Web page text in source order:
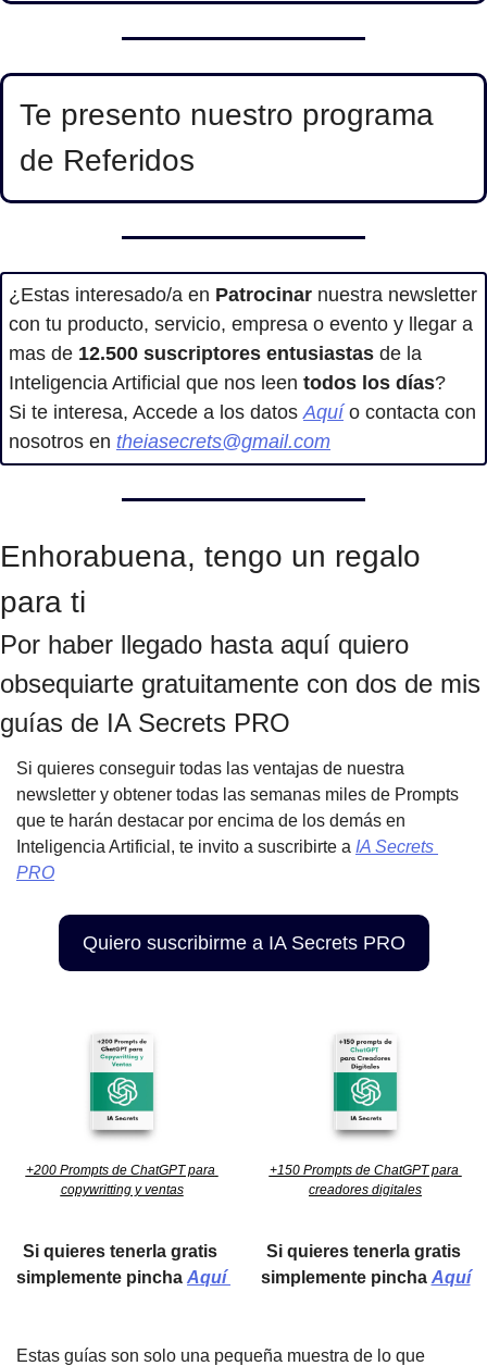
Te presento nuestro programa
de Referidos
¿Estas interesado/a en Patrocinar nuestra newsletter
con tu producto, servicio, empresa o evento y llegar a
mas de 12.500 suscriptores entusiastas de la
Inteligencia Artificial que nos leen todos los días?
Si te interesa, Accede a los datos Aquí o contacta con
nosotros en theiasecrets@gmail.com
Enhorabuena, tengo un regalo
para ti
Por haber llegado hasta aquí quiero
obsequiarte gratuitamente con dos de mis
guías de IA Secrets PRO
Si quieres conseguir todas las ventajas de nuestra
newsletter y obtener todas las semanas miles de Prompts
que te harán destacar por encima de los demás en
Inteligencia Artificial, te invito a suscribirte a IA Secrets
PRO
Quiero suscribirme a IA Secrets PRO
+200 Prompts de ChatGPT para
copywritting y ventas
Si quieres tenerla gratis
simplemente pincha
Aquí
+150 Prompts de ChatGPT para
creadores digitales
Si quieres tenerla gratis
simplemente pincha Aquí
Estas guías son solo una pequeña muestra de lo que